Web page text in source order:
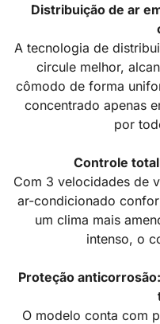
Distribuição de ar
A tecnologia de
circule melhor,
cômodo de forma
concentrado apenas
por
Controle
Com 3 velocidades de
ar-condicionado
um clima mais
intenso, o
Proteção
O modelo conta com